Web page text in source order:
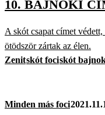
10. BAJNOKI
A skót csapat címet
ötödször zártak az élen.
Zenitskót fociskót
Minden más foci